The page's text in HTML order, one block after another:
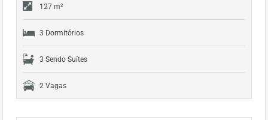
127 m²
3 Dormitórios
3 Sendo Suítes
2 Vagas